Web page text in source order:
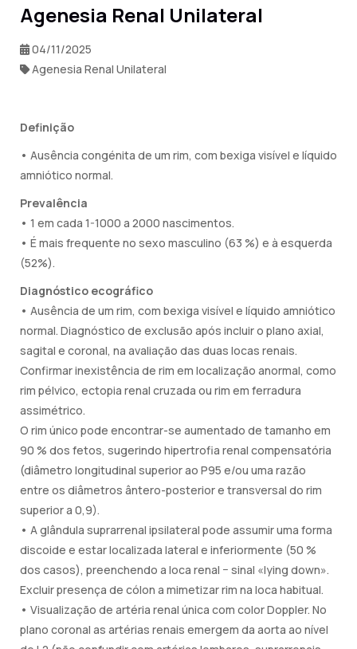
Agenesia Renal Unilateral
04/11/2025
Agenesia Renal Unilateral
Definição
• Ausência congénita de um rim, com bexiga visível e líquido
amniótico normal.
Prevalência
• 1 em cada 1-1000 a 2000 nascimentos.
• É mais frequente no sexo masculino (63 %) e à esquerda
(52%).
Diagnóstico ecográfico
• Ausência de um rim, com bexiga visível e líquido amniótico
normal. Diagnóstico de exclusão após incluir o plano axial,
sagital e coronal, na avaliação das duas locas renais.
Confirmar inexistência de rim em localização anormal, como
rim pélvico, ectopia renal cruzada ou rim em ferradura
assimétrico.
O rim único pode encontrar-se aumentado de tamanho em
90 % dos fetos, sugerindo hipertrofia renal compensatória
(diâmetro longitudinal superior ao P95 e/ou uma razão
entre os diâmetros ântero-posterior e transversal do rim
superior a 0,9).
• A glândula suprarrenal ipsilateral pode assumir uma forma
discoide e estar localizada lateral e inferiormente (50 %
dos casos), preenchendo a loca renal − sinal «lying down».
Excluir presença de cólon a mimetizar rim na loca habitual.
• Visualização de artéria renal única com color Doppler. No
plano coronal as artérias renais emergem da aorta ao nível